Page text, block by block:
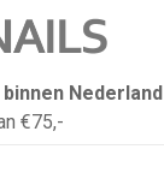
Nederland
€75,-